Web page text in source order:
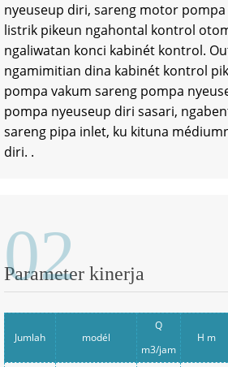
nyeuseup diri, sareng motor
listrik pikeun ngahontal kontrol
ngaliwatan konci kabinét kontrol.
ngamimitian dina kabinét kontrol
pompa vakum sareng pompa
pompa nyeuseup diri sasari,
sareng pipa inlet, ku kituna
diri. .
02
Parameter kinerja
Jumlah modél
Q
m3/jam
H m